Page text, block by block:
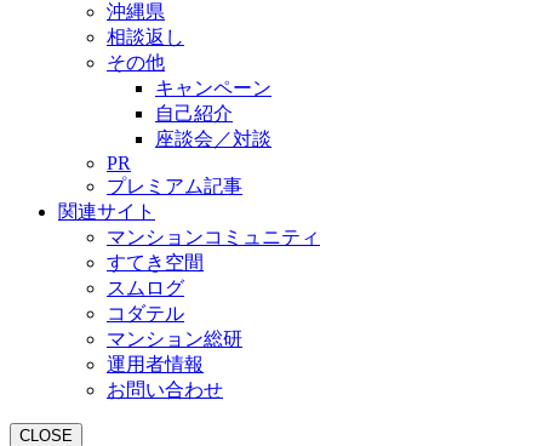
沖縄県
相談返し
その他
キャンペーン
自己紹介
座談会／対談
PR
プレミアム記事
関連サイト
マンションコミュニティ
すてき空間
スムログ
コダテル
マンション総研
運用者情報
お問い合わせ
CLOSE